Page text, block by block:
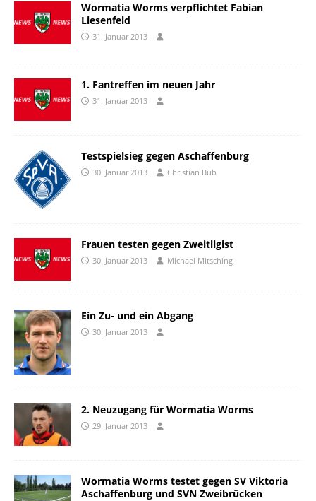
Wormatia Worms verpflichtet Fabian
Liesenfeld
31. Januar 2013
1. Fantreffen im neuen Jahr
31. Januar 2013
Testspielsieg gegen Aschaffenburg
30. Januar 2013 Christian Bub
Frauen testen gegen Zweitligist
30. Januar 2013 Michael Mitsching
Ein Zu- und ein Abgang
30. Januar 2013
2. Neuzugang für Wormatia Worms
29. Januar 2013
Wormatia Worms testet gegen SV Viktoria
Aschaffenburg und SVN Zweibrücken